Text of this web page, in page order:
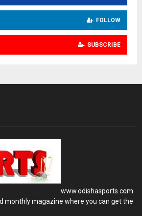
FOLLOW
SUBSCRIBE
www.odishasports.com
monthly magazine where you can get the